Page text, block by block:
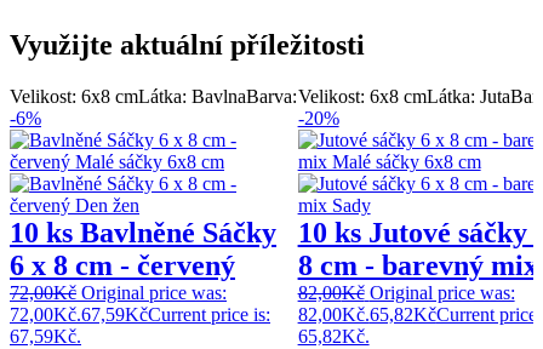
Využijte aktuální příležitosti
Velikost: 6x8 cmLátka: BavlnaBarva:
-6%
10 ks Bavlněné Sáčky
6 x 8 cm - červený
72,00Kč Original price was:
72,00Kč.67,59KčCurrent price is:
67,59Kč.
Velikost: 6x8 cmLátka: Juta
-20%
10 ks Jutové sáčky
8 cm - barevný mix
82,00Kč Original price was:
82,00Kč.65,82KčCurrent price
65,82Kč.